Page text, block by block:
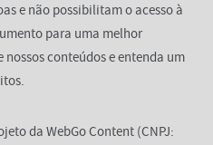
e não possibilitam o acesso à
para uma melhor
conteúdos e entenda um
da WebGo Content (CNPJ: